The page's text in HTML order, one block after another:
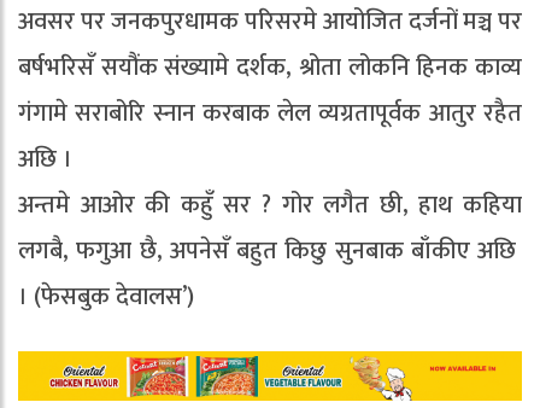
अवसर पर जनकपुरधामक परिसरमे आयोजित दर्जनों मञ्च पर
बर्षभरिसँ सयौंक संख्यामे दर्शक, श्रोता लोकनि हिनक काव्य
गंगामे सराबोरि स्नान करबाक लेल व्यग्रतापूर्वक आतुर रहैत
अछि ।
अन्तमे आओर की कहुँ सर ? गोर लगैत छी, हाथ कहिया
लगबै, फगुआ छै, अपनेसँ बहुत किछु सुनबाक बाँकीए अछि
। (फेसबुक देवालस’)